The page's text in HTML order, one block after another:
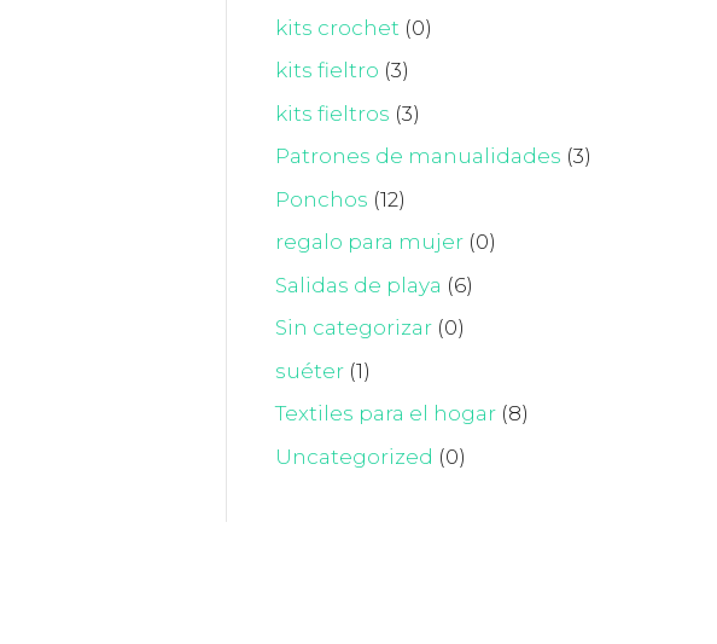
kits crochet (0)
kits fieltro (3)
kits fieltros (3)
Patrones de manualidades (3)
Ponchos (12)
regalo para mujer (0)
Salidas de playa (6)
Sin categorizar (0)
suéter (1)
Textiles para el hogar (8)
Uncategorized (0)